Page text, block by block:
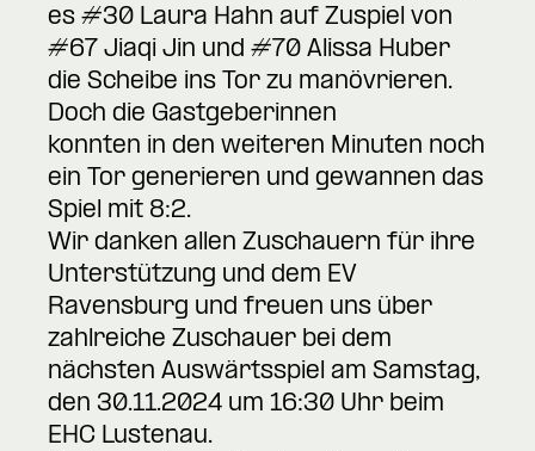
es #30 Laura Hahn auf Zuspiel von
#67 Jiaqi Jin und #70 Alissa Huber
die Scheibe ins Tor zu manövrieren.
Doch die Gastgeberinnen
konnten in den weiteren Minuten noch
ein Tor generieren und gewannen das
Spiel mit 8:2.
Wir danken allen Zuschauern für ihre
Unterstützung und dem EV
Ravensburg und freuen uns über
zahlreiche Zuschauer bei dem
nächsten Auswärtsspiel am Samstag,
den 30.11.2024 um 16:30 Uhr beim
EHC Lustenau.